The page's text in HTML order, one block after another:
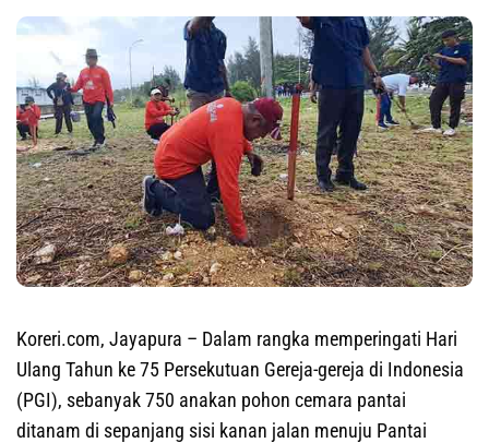
Koreri.com, Jayapura – Dalam rangka memperingati Hari
Ulang Tahun ke 75 Persekutuan Gereja-gereja di Indonesia
(PGI), sebanyak 750 anakan pohon cemara pantai
ditanam di sepanjang sisi kanan jalan menuju Pantai